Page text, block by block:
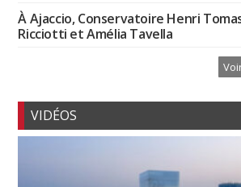
À Ajaccio, Conservatoire Henri
Ricciotti et Amélia Tavella
VIDÉOS